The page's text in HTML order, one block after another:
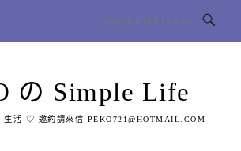
の Simple Life
活 ♡ 邀約請來信 PEKO721@HOTMAIL.COM